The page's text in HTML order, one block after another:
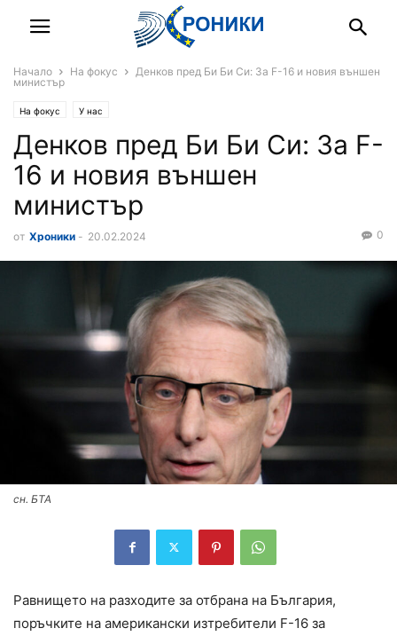
Начало На фокус
Денков пред Би Би Си: За F-16 и новия външен
министър
На фокус У нас
Денков пред Би Би Си: За F-
16 и новия външен
министър
от Хроники - 20.02.2024 0
сн. БТА
Равнището на разходите за отбрана на България,
поръчките на американски изтребители F-16 за